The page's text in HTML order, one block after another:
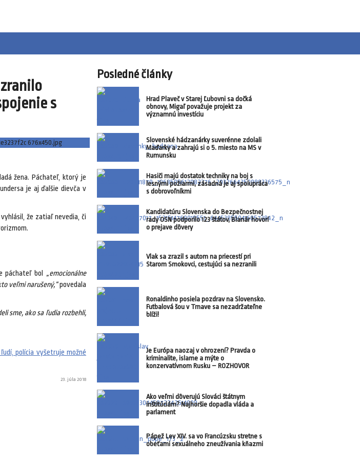
s
žena. Páchateľ, ktorý je
je aj ďalšie dievča v
že zatiaľ nevedia, či
páchateľ bol „emocionálne
veľmi narušený,“povedala
sme, ako sa ľudia rozbehli,
polícia vyšetruje možné
23. júla 2018
Posledné články
Hrad Plaveč v Starej Ľubovni sa dočká
obnovy, Migaľ považuje projekt za
významnú investíciu
Slovenské hádzanárky suverénne zdolali
Maďarky a zahrajú si o 5. miesto na MS v
Rumunsku
Hasiči majú dostatok techniky na boj s
lesnými požiarmi, zásadná je aj spolupráca
s dobrovoľníkmi
Kandidatúru Slovenska do Bezpečnostnej
rady OSN podporilo 123 štátov, Blanár hovorí
o prejave dôvery
Vlak sa zrazil s autom na priecestí pri
Starom Smokovci, cestujúci sa nezranili
Ronaldinho posiela pozdrav na Slovensko.
Futbalová šou v Trnave sa nezadržateľne
blíži!
Je Európa naozaj v ohrození? Pravda o
kriminalite, islame a mýte o
konzervatívnom Rusku – ROZHOVOR
Ako veľmi dôverujú Slováci štátnym
inštitúciám? Najhoršie dopadla vláda a
parlament
Pápež Lev XIV. sa vo Francúzsku stretne s
obeťami sexuálneho zneužívania kňazmi